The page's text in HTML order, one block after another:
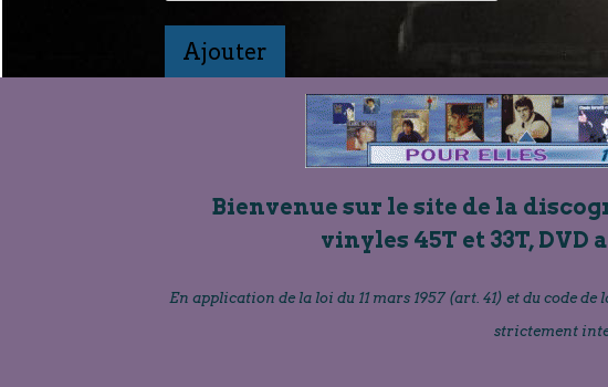
Ajouter
Bienvenue sur le site de la
vinyles 45T et 33T,
En application de la loi du 11 mars 1957 (art. 41) et du code
strictement